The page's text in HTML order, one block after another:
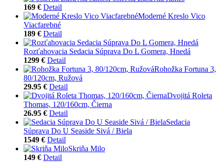
169 € Detail
Moderné Kreslo Vico
Viacfarebné
189 € Detail
Rozťahovacia Sedacia Súprava Do L Gomera, Hnedá
1299 € Detail
Rohožka Fortuna 3,
80/120cm, Ružová
29.95 € Detail
Dvojitá Roleta
Thomas, 120/160cm, Čierna
26.95 € Detail
Sedacia
Súprava Do U Seaside Sivá / Biela
1549 € Detail
Skriňa Milo
149 € Detail